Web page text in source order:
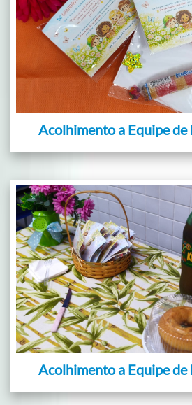
Acolhimento a Equipe de
Acolhimento a Equipe de